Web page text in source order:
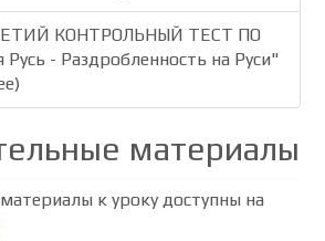
КОНТРОЛЬНЫЙ ТЕСТ ПО
- Раздробленность на Руси"
материалы
к уроку доступны на